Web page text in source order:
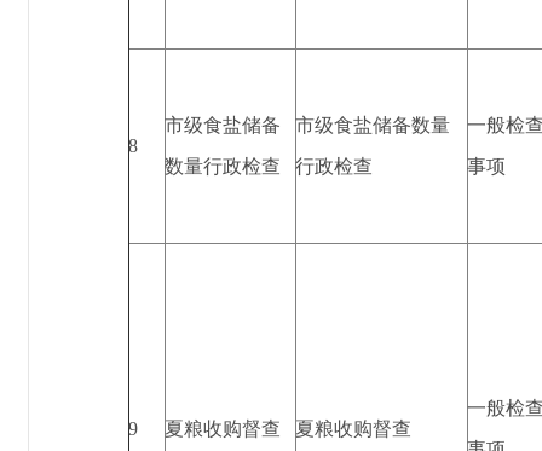
8
市级食盐储备
数量行政检查
市级食盐储备数量
行政检查
一般检
事项
9 夏粮收购督查 夏粮收购督查
一般检